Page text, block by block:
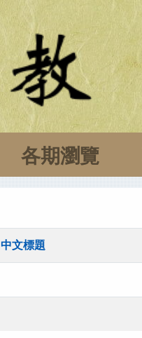
各期瀏覽
中文標題